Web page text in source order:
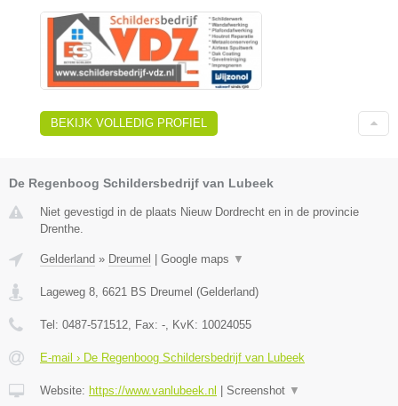
BEKIJK VOLLEDIG PROFIEL
De Regenboog Schildersbedrijf van Lubeek
Niet gevestigd in de plaats Nieuw Dordrecht en in de provincie
Drenthe.
Gelderland » Dreumel Google maps ▼
Lageweg 8, 6621 BS Dreumel (Gelderland)
Tel: 0487-571512, Fax: -, KvK: 10024055
E-mail › De Regenboog Schildersbedrijf van Lubeek
Website: https://www.vanlubeek.nl Screenshot ▼